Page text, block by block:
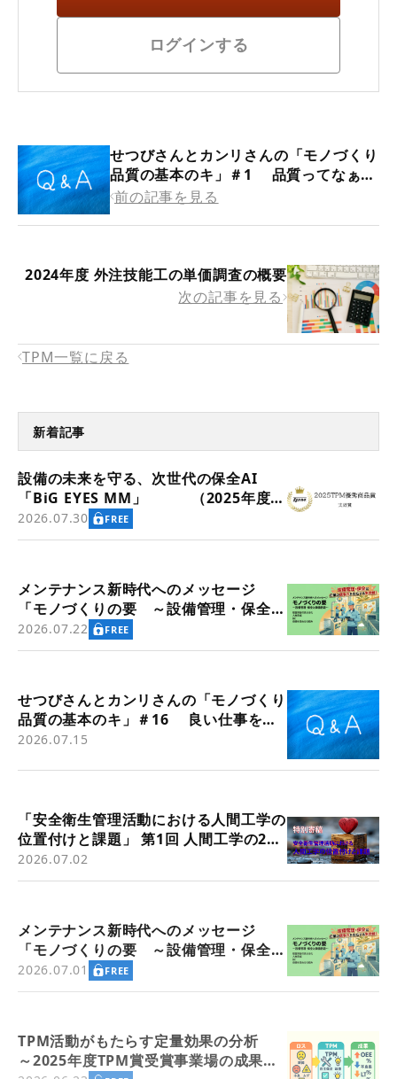
ログインする
せつびさんとカンリさんの「モノづくり
品質の基本のキ」＃1 品質ってなぁ
に？
前の記事を見る
2024年度 外注技能工の単価調査の概要
次の記事を見る
TPM一覧に戻る
新着記事
設備の未来を守る、次世代の保全AI
「BiG EYES MM」 （2025年度
TPM優秀商品賞 実効賞受賞）
2026.07.30 FREE
メンテナンス新時代へのメッセージ
「モノづくりの要 ～設備管理・保全と
価値創造～」
2026.07.22 FREE
せつびさんとカンリさんの「モノづくり
品質の基本のキ」＃16 良い仕事をす
るための基本～その14 「問題解決」
2026.07.15
「安全衛生管理活動における人間工学の
位置付けと課題」 第1回 人間工学の2つ
の歴史的潮流（労働衛生管理活動の背景
として）
2026.07.02
メンテナンス新時代へのメッセージ
「モノづくりの要 ～設備管理・保全と
価値創造～」
2026.07.01 FREE
TPM活動がもたらす定量効果の分析
～2025年度TPM賞受賞事業場の成果指